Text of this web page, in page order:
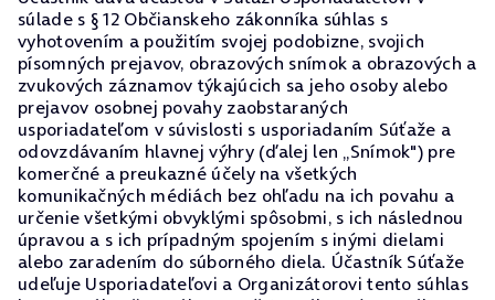
súlade s § 12 Občianskeho zákonníka súhlas s
vyhotovením a použitím svojej podobizne, svojich
písomných prejavov, obrazových snímok a obrazových a
zvukových záznamov týkajúcich sa jeho osoby alebo
prejavov osobnej povahy zaobstaraných
usporiadateľom v súvislosti s usporiadaním Súťaže a
odovzdávaním hlavnej výhry (ďalej len „Snímok") pre
komerčné a preukazné účely na všetkých
komunikačných médiách bez ohľadu na ich povahu a
určenie všetkými obvyklými spôsobmi, s ich následnou
úpravou a s ich prípadným spojením s inými dielami
alebo zaradením do súborného diela. Účastník Súťaže
udeľuje Usporiadateľovi a Organizátorovi tento súhlas